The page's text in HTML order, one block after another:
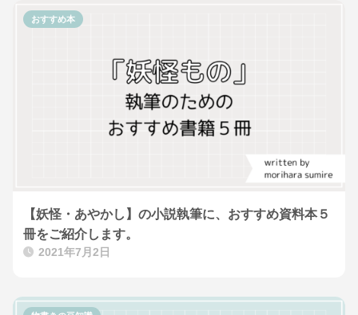
【妖怪・あやかし】の小説執筆に、おすすめ資料本５
冊をご紹介します。
2021年7月2日
おすすめ本